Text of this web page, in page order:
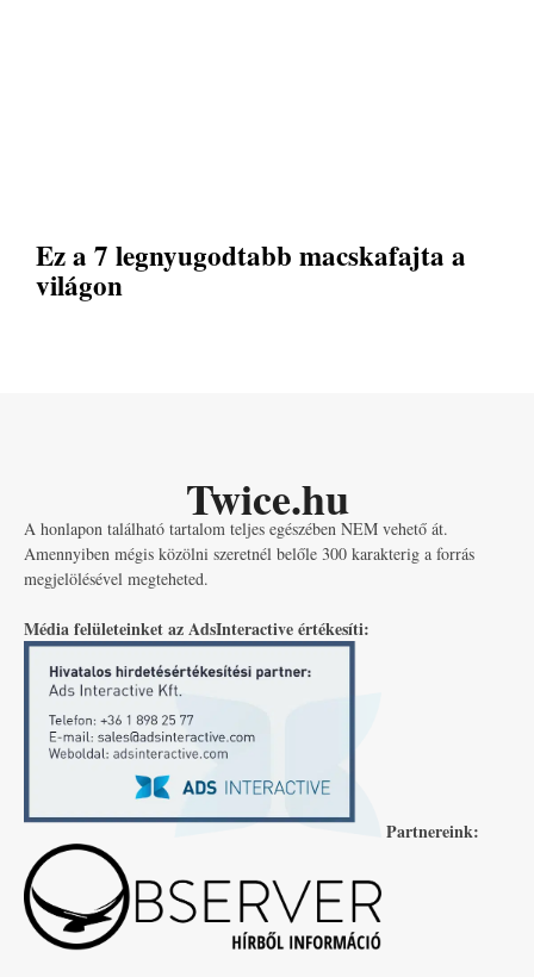
Ez a 7 legnyugodtabb macskafajta a
világon
Twice.hu
A honlapon található tartalom teljes egészében NEM vehető át.
Amennyiben mégis közölni szeretnél belőle 300 karakterig a forrás
megjelölésével megteheted.
Média felületeinket az AdsInteractive értékesíti:
Partnereink: